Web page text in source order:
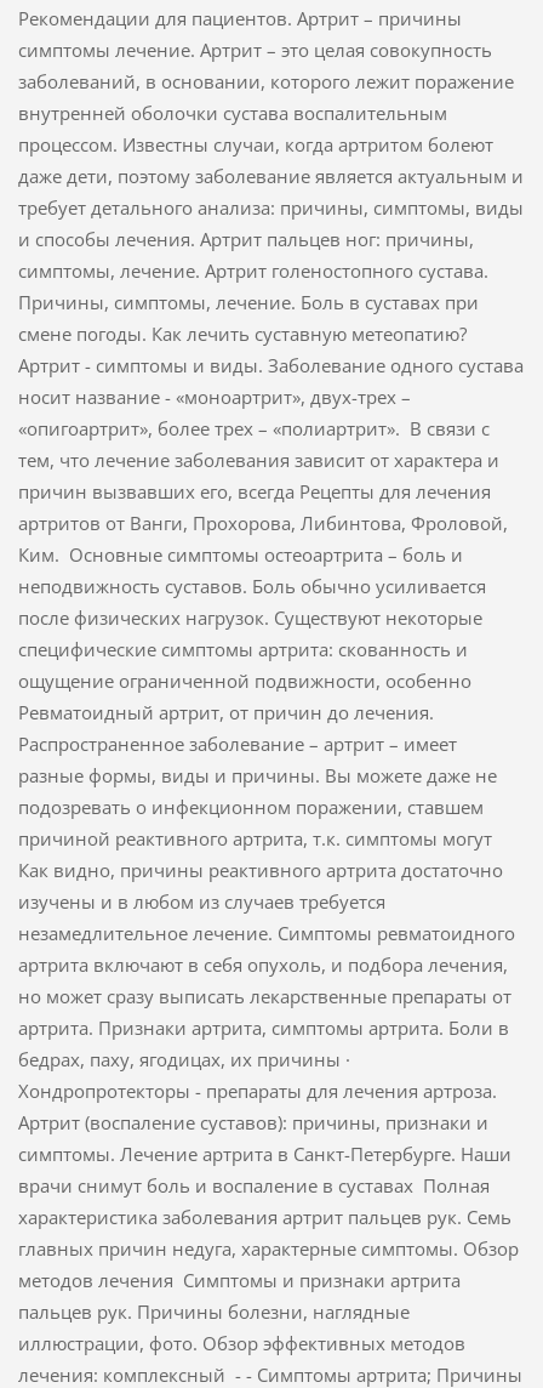
Рекомендации для пациентов. Артрит – причины
симптомы лечение. Артрит – это целая совокупность
заболеваний, в основании, которого лежит поражение
внутренней оболочки сустава воспалительным
процессом. Известны случаи, когда артритом болеют
даже дети, поэтому заболевание является актуальным и
требует детального анализа: причины, симптомы, виды
и способы лечения. Артрит пальцев ног: причины,
симптомы, лечение. Артрит голеностопного сустава.
Причины, симптомы, лечение. Боль в суставах при
смене погоды. Как лечить суставную метеопатию?
Артрит - симптомы и виды. Заболевание одного сустава
носит название - «моноартрит», двух-трех –
«опигоартрит», более трех – «полиартрит». В связи с
тем, что лечение заболевания зависит от характера и
причин вызвавших его, всегда Рецепты для лечения
артритов от Ванги, Прохорова, Либинтова, Фроловой,
Ким. Основные симптомы остеоартрита – боль и
неподвижность суставов. Боль обычно усиливается
после физических нагрузок. Существуют некоторые
специфические симптомы артрита: скованность и
ощущение ограниченной подвижности, особенно
Ревматоидный артрит, от причин до лечения.
Распространенное заболевание – артрит – имеет
разные формы, виды и причины. Вы можете даже не
подозревать о инфекционном поражении, ставшем
причиной реактивного артрита, т.к. симптомы могут
Как видно, причины реактивного артрита достаточно
изучены и в любом из случаев требуется
незамедлительное лечение. Симптомы ревматоидного
артрита включают в себя опухоль, и подбора лечения,
но может сразу выписать лекарственные препараты от
артрита. Признаки артрита, симптомы артрита. Боли в
бедрах, паху, ягодицах, их причины ·
Хондропротекторы - препараты для лечения артроза.
Артрит (воспаление суставов): причины, признаки и
симптомы. Лечение артрита в Санкт-Петербурге. Наши
врачи снимут боль и воспаление в суставах Полная
характеристика заболевания артрит пальцев рук. Семь
главных причин недуга, характерные симптомы. Обзор
методов лечения Симптомы и признаки артрита
пальцев рук. Причины болезни, наглядные
иллюстрации, фото. Обзор эффективных методов
лечения: комплексный - - Симптомы артрита; Причины